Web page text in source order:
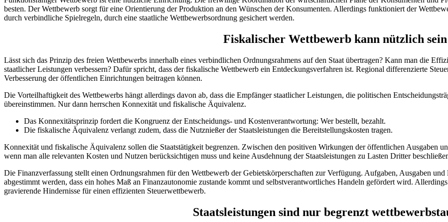
besten. Der Wettbewerb sorgt für eine Orientierung der Produktion an den Wünschen der Konsumenten. Allerdings funktioniert der
durch verbindliche Spielregeln, durch eine staatliche Wettbewerbsordnung gesichert werden.
Fiskalischer Wettbewerb kann nützlich sein
Lässt sich das Prinzip des freien Wettbewerbs innerhalb eines verbindlichen Ordnungsrahmens auf den Staat übertragen? Kann man die
staatlicher Leistungen verbessern? Dafür spricht, dass der fiskalische Wettbewerb ein Entdeckungsverfahren ist. Regional differenzierte
Verbesserung der öffentlichen Einrichtungen beitragen können.
Die Vorteilhaftigkeit des Wettbewerbs hängt allerdings davon ab, dass die Empfänger staatlicher Leistungen, die politischen
übereinstimmen. Nur dann herrschen Konnexität und fiskalische Äquivalenz.
Das Konnexitätsprinzip fordert die Kongruenz der Entscheidungs- und Kostenverantwortung: Wer bestellt, bezahlt.
Die fiskalische Äquivalenz verlangt zudem, dass die Nutznießer der Staatsleistungen die Bereitstellungskosten tragen.
Konnexität und fiskalische Äquivalenz sollen die Staatstätigkeit begrenzen. Zwischen den positiven Wirkungen der öffentlichen Ausgaben
wenn man alle relevanten Kosten und Nutzen berücksichtigen muss und keine Ausdehnung der Staatsleistungen zu Lasten Dritter
Die Finanzverfassung stellt einen Ordnungsrahmen für den Wettbewerb der Gebietskörperschaften zur Verfügung. Aufgaben, Ausgaben
abgestimmt werden, dass ein hohes Maß an Finanzautonomie zustande kommt und selbstverantwortliches Handeln gefördert wird.
gravierende Hindernisse für einen effizienten Steuerwettbewerb.
Staatsleistungen sind nur begrenzt